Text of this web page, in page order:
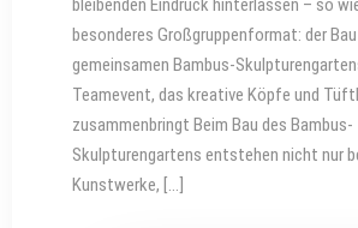
bleibenden Eindruck hinterlassen – so
besonderes Großgruppenformat: der
gemeinsamen Bambus-
Teamevent, das kreative Köpfe und
zusammenbringt Beim Bau des Bambus-
Skulpturengartens entstehen nicht nur
Kunstwerke, […]